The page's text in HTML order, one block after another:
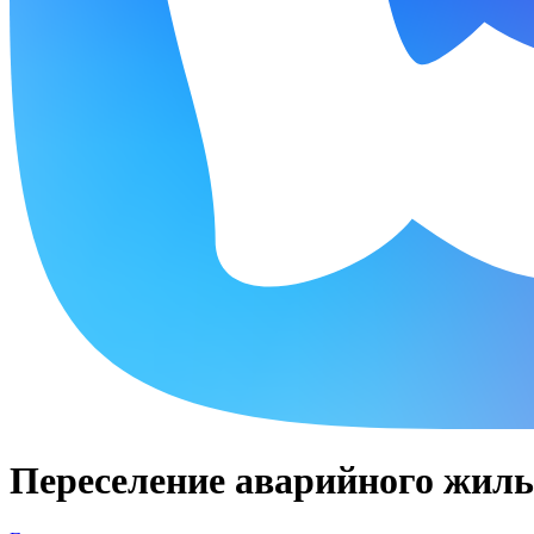
Переселение аварийного